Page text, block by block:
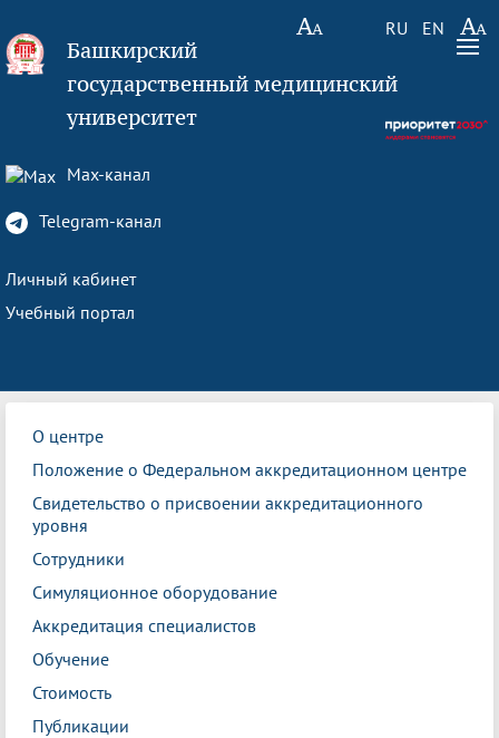
RU EN
Башкирский
государственный медицинский
университет
Max-канал
Telegram-канал
Личный кабинет
Учебный портал
О центре
Положение о Федеральном аккредитационном центре
Свидетельство о присвоении аккредитационного
уровня
Сотрудники
Симуляционное оборудование
Аккредитация специалистов
Обучение
Стоимость
Публикации